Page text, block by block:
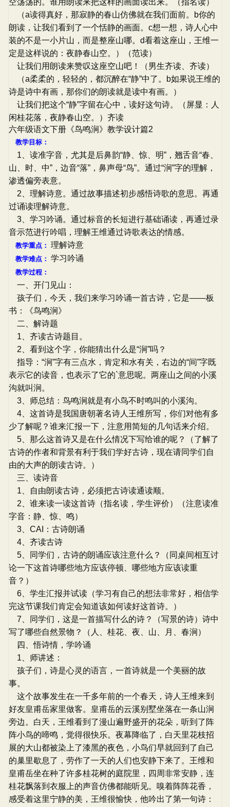
空荡荡的。谁用朗读来把这样的画面读出来。（指名读）
（a读得真好，那寂静的春山仿佛就在我们面前。b你的
朗读，让我们看到了一个恬静的画面。c想一想，诗人心中
装的不是一小片山，而是整座山哪。d看着这座山，王维一
定是这样说的：夜静春山空。）（范读）
让我们用朗读来赞叹这座空山吧！（男生齐读、齐读）
（a柔柔的，轻轻的，都沉醉在“静”中了。b如果说王维的
诗是诗中有画，那你们的朗读就是读中有画。）
让我们把这个“静”字留在心中，读好这句诗。（屏显：人
闲桂花落，夜静春山空。）齐读
六年级语文下册《鸟鸣涧》教学设计篇2
教学目标：
1、读准字音，尤其是后鼻韵“静、惊、明”，翘舌音“春、
山、时、中”，边音“落”，鼻声母“鸟”。通过“涧”字的理解，
渗透偏旁表意。
2、理解诗意。通过故事描述初步感悟诗歌的意思。再通
过诵读理解诗意。
3、学习吟诵。通过标音的长短进行基础诵读，再通过录
音示范进行吟唱，理解王维通过诗歌表达的情感。
教学重点： 理解诗意
教学难点： 学习吟诵
教学过程：
一、开门见山：
孩子们，今天，我们来学习吟诵一首古诗，它是——板
书：《鸟鸣涧》
二、解诗题
1、齐读古诗题目。
2、看到这个字，你能猜出什么是“涧”吗？
指导：“涧”字有三点水，肯定和水有关，右边的“间”字既
表示它的读音，也表示了它的`意思呢。两座山之间的小溪
沟就叫涧。
3、师总结：鸟鸣涧就是有小鸟不时鸣叫的小溪沟。
4、这首诗是我国唐朝著名诗人王维所写，你们对他有多
少了解呢？谁来汇报一下，注意用简短的几句话来介绍。
5、那么这首诗又是在什么情况下写给谁的呢？（了解了
古诗的作者和背景有利于我们学好古诗，现在请同学们自
由的大声的朗读古诗。）
三、读诗音
1、自由朗读古诗，必须把古诗读通读顺。
2、谁来读一读这首诗（指名读，学生评价）（注意读准
字音：静、惊、鸣）
3、CAI：古诗朗诵
4、齐读古诗
5、同学们，古诗的朗诵应该注意什么？（同桌间相互讨
论一下这首诗哪些地方应该停顿、哪些地方应该读重
音？）
6、学生汇报并试读（学习有自己的想法非常好，相信学
完这节课我们肯定会知道该如何读好这首诗。）
7、同学们，这是一首描写什么的诗？（写景的诗）诗中
写了哪些自然景物？（人、桂花、夜、山、月、春涧）
四、悟诗情，学吟诵
1、师讲述：
孩子们，诗是心灵的语言，一首诗就是一个美丽的故
事。
这个故事发生在一千多年前的一个春天，诗人王维来到
好友皇甫岳家里做客。皇甫岳的云溪别墅坐落在一条山涧
旁边。白天，王维看到了漫山遍野盛开的花朵，听到了阵
阵小鸟的啼鸣，觉得很快乐。夜幕降临了，白天里花枝招
展的大山都被染上了漆黑的夜色，小鸟们早就回到了自己
的巢里歇息了，劳作了一天的人们也安静下来了。王维和
皇甫岳坐在种了许多桂花树的庭院里，四周非常安静，连
桂花飘落到衣服上的声音仿佛都能听见。嗅着阵阵花香，
感受着这里宁静的美，王维很愉快，他吟出了第一句诗：